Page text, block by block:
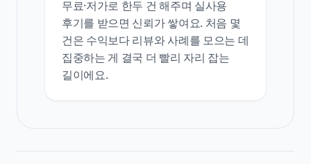
무료·저가로 한두 건 해주며 실사용
후기를 받으면 신뢰가 쌓여요. 처음 몇
건은 수익보다 리뷰와 사례를 모으는 데
집중하는 게 결국 더 빨리 자리 잡는
길이에요.